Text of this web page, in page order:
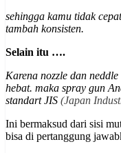
sehingga kamu tidak
tambah konsisten.
Selain itu ….
Karena nozzle dan
hebat. maka spray gun
standart JIS (Japan
Ini bermaksud dari sisi
bisa di pertanggung